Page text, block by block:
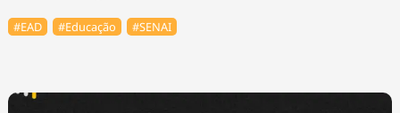
#EAD #Educação #SENAI